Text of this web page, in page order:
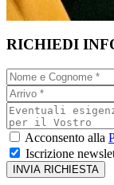
RICHIEDI
Acconsento alla
Iscrizione